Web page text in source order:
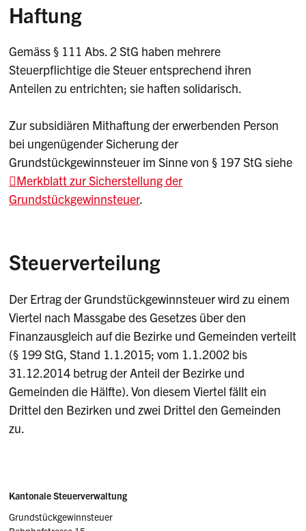
Haftung
Gemäss § 111 Abs. 2 StG haben mehrere
Steuerpflichtige die Steuer entsprechend ihren
Anteilen zu entrichten; sie haften solidarisch.
Zur subsidiären Mithaftung der erwerbenden Person
bei ungenügender Sicherung der
Grundstückgewinnsteuer im Sinne von § 197 StG siehe
Merkblatt zur Sicherstellung der
Grundstückgewinnsteuer.
Steuerverteilung
Der Ertrag der Grundstückgewinnsteuer wird zu einem
Viertel nach Massgabe des Gesetzes über den
Finanzausgleich auf die Bezirke und Gemeinden verteilt
(§ 199 StG, Stand 1.1.2015; vom 1.1.2002 bis
31.12.2014 betrug der Anteil der Bezirke und
Gemeinden die Hälfte). Von diesem Viertel fällt ein
Drittel den Bezirken und zwei Drittel den Gemeinden
zu.
Sidebar
Adresse
Kantonale Steuerverwaltung
Grundstückgewinnsteuer